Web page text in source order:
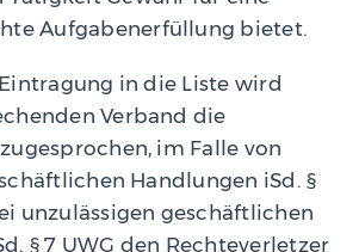
Aufgabenerfüllung bietet.
in die Liste wird
Verband die
im Falle von
Handlungen iSd. §
unzulässigen geschäftlichen
§ 7 UWG den Rechteverletzer